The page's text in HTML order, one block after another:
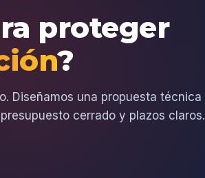
proteger
?
Diseñamos una propuesta técnica
cerrado y plazos claros.